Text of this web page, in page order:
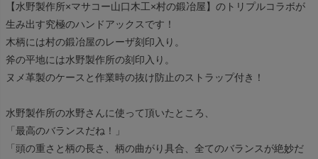
【水野製作所×マサコー山口木工×村の鍛冶屋】のトリプルコラボが
生み出す究極のハンドアックスです！
木柄には村の鍛冶屋のレーザ刻印入り。
斧の平地には水野製作所の刻印入り。
ヌメ革製のケースと作業時の抜け防止のストラップ付き！
水野製作所の水野さんに使って頂いたところ、
「最高のバランスだね！」
「頭の重さと柄の長さ、柄の曲がり具合、全てのバランスが絶妙だ